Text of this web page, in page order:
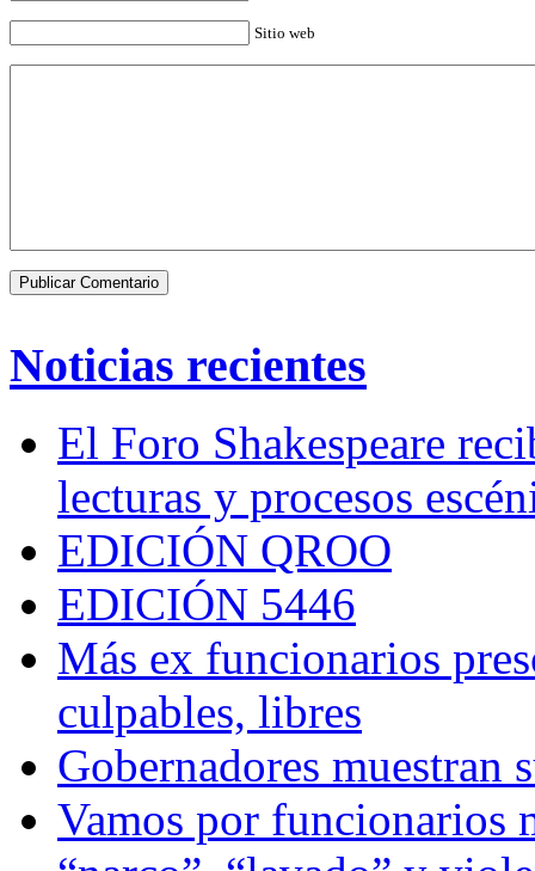
Sitio web
Noticias recientes
El Foro Shakespeare
lecturas y procesos
EDICIÓN QROO
EDICIÓN 5446
Más ex funcionarios
culpables, libres
Gobernadores muestran
Vamos por funcionarios